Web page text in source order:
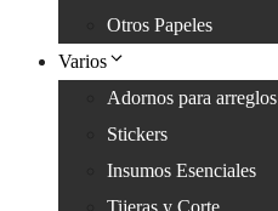
Otros Papeles
Varios
Adornos para arreglos
Stickers
Insumos Esenciales
Tijeras y Corte